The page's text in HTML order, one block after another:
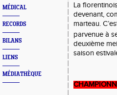
MÉDICAL
RECORDS
BILANS
LIENS
MÉDIATHÈQUE
La
devenant,
marteau.
parvenue à
deuxième
saison